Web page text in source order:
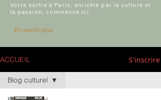
Votre sortie à Paris, enrichie par la culture et
la passion, commence ici.
En savoir plus
ACCUEIL S'inscrire
Blog culturel